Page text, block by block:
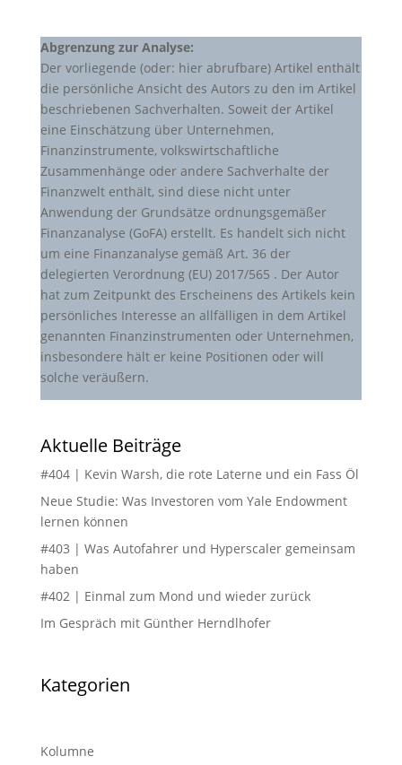
Abgrenzung zur Analyse:
Der vorliegende (oder: hier abrufbare) Artikel enthält
die persönliche Ansicht des Autors zu den im Artikel
beschriebenen Sachverhalten. Soweit der Artikel
eine Einschätzung über Unternehmen,
Finanzinstrumente, volkswirtschaftliche
Zusammenhänge oder andere Sachverhalte der
Finanzwelt enthält, sind diese nicht unter
Anwendung der Grundsätze ordnungsgemäßer
Finanzanalyse (GoFA) erstellt. Es handelt sich nicht
um eine Finanzanalyse gemäß Art. 36 der
delegierten Verordnung (EU) 2017/565 . Der Autor
hat zum Zeitpunkt des Erscheinens des Artikels kein
persönliches Interesse an allfälligen in dem Artikel
genannten Finanzinstrumenten oder Unternehmen,
insbesondere hält er keine Positionen oder will
solche veräußern.
Aktuelle Beiträge
#404 | Kevin Warsh, die rote Laterne und ein Fass Öl
Neue Studie: Was Investoren vom Yale Endowment
lernen können
#403 | Was Autofahrer und Hyperscaler gemeinsam
haben
#402 | Einmal zum Mond und wieder zurück
Im Gespräch mit Günther Herndlhofer
Kategorien
Kolumne